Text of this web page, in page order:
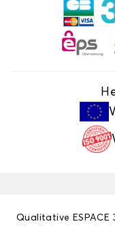
Qualitative